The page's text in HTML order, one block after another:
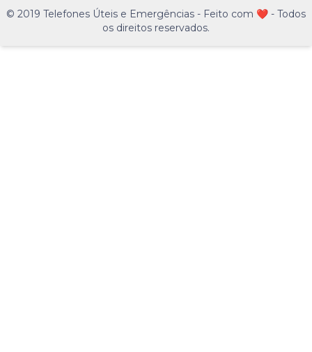
© 2019 Telefones Úteis e Emergências - Feito com ❤️ - Todos
os direitos reservados.